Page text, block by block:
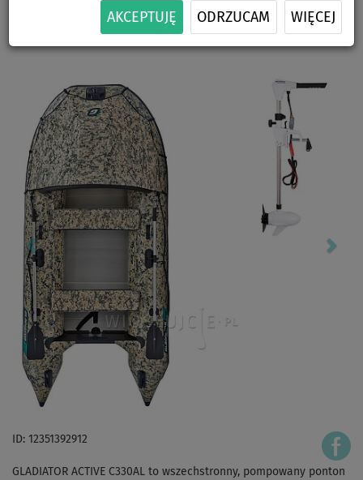
AKCEPTUJĘ ODRZUCAM WIĘCEJ
ID: 12351392912
GLADIATOR ACTIVE C330AL to wszechstronny, pompowany ponton